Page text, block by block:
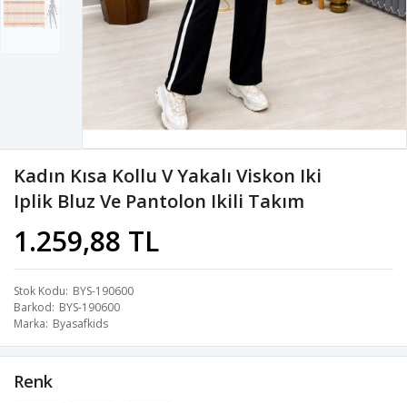
Kadın Kısa Kollu V Yakalı Viskon Iki
Iplik Bluz Ve Pantolon Ikili Takım
1.259,88 TL
Stok Kodu BYS-190600
Barkod BYS-190600
Marka Byasafkids
Renk